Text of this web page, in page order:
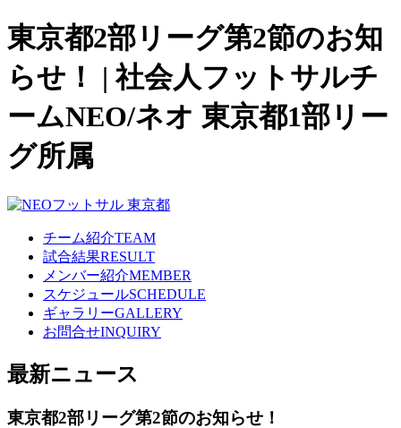
東京都2部リーグ第2節のお知
らせ！ | 社会人フットサルチ
ームNEO/ネオ 東京都1部リー
グ所属
チーム紹介TEAM
試合結果RESULT
メンバー紹介MEMBER
スケジュールSCHEDULE
ギャラリーGALLERY
お問合せINQUIRY
最新ニュース
東京都2部リーグ第2節のお知らせ！